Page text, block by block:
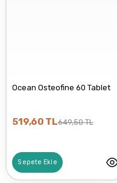
Ocean Osteofine 60 Tablet
519,60 TL649,50 TL
Sepete Ekle